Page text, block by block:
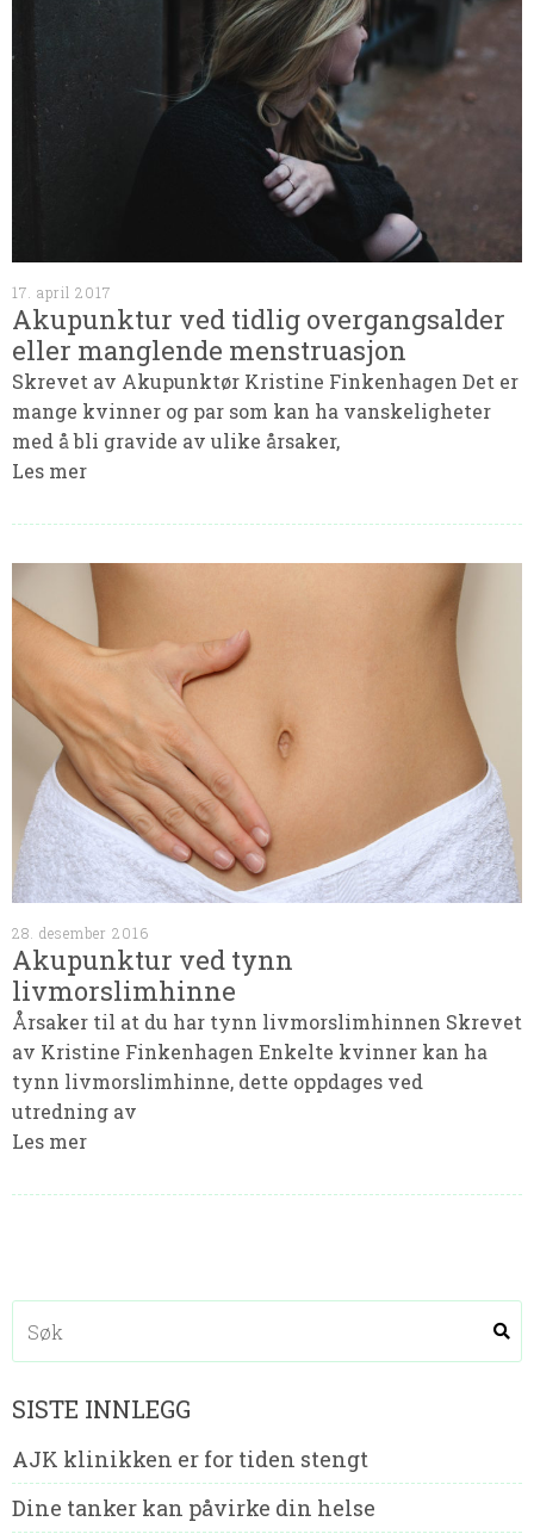
17. april 2017
Akupunktur ved tidlig overgangsalder
eller manglende menstruasjon
Skrevet av Akupunktør Kristine Finkenhagen Det er
mange kvinner og par som kan ha vanskeligheter
med å bli gravide av ulike årsaker,
Les mer
28. desember 2016
Akupunktur ved tynn
livmorslimhinne
Årsaker til at du har tynn livmorslimhinnen Skrevet
av Kristine Finkenhagen Enkelte kvinner kan ha
tynn livmorslimhinne, dette oppdages ved
utredning av
Les mer
SISTE INNLEGG
AJK klinikken er for tiden stengt
Dine tanker kan påvirke din helse